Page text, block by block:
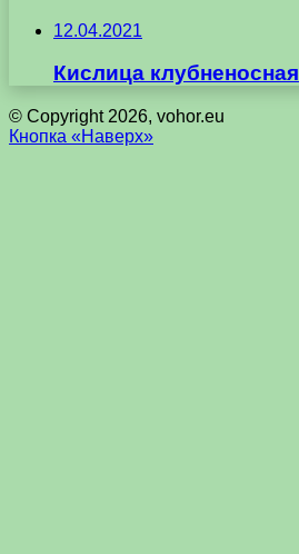
12.04.2021
Кислица клубненосная
© Copyright 2026, vohor.eu
Кнопка «Наверх»